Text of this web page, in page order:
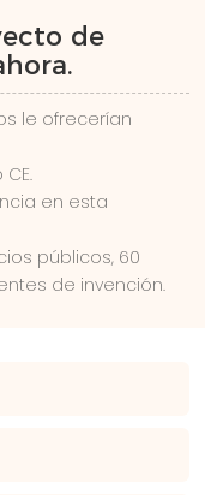
de
le ofrecerían
en esta
públicos, 60
de invención.